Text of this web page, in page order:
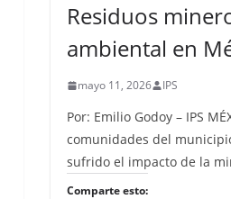
Residuos
ambiental en
mayo 11, 2026 IPS
Por: Emilio Godoy – IPS
comunidades del
sufrido el impacto de la
Comparte esto: